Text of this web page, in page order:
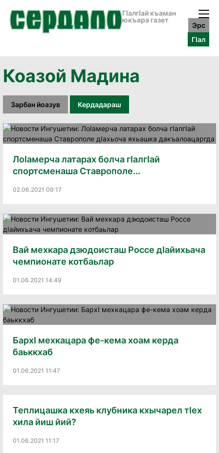
ГӀалгӀай къаман
юкъара газет
Эрс
ГӀал
Коазой Мадина
Зарбан йоазув Кердадараш
ЛоIамерча латарах болча гIалгIай
спортсменаша Ставрополе...
02.06.2021 09:17
Вай мехкара дзюдоисташ Россе дIайихьача
чемпионате котбаьлар
01.06.2021 14:49
БархI мехкацара фе-кема хоам керда
баьккхаб
01.06.2021 11:47
Теплицашка кхеяь клубника кхычарел тIех
хила йиш йий?
01.06.2021 11:17